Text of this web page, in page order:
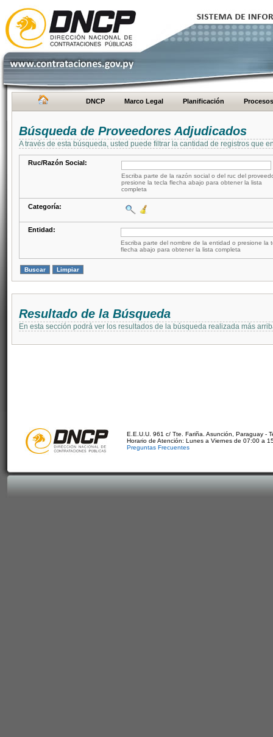
DNCP Marco Legal Planificación Procesos
Búsqueda de Proveedores Adjudicados
A través de esta búsqueda, usted puede filtrar la cantidad de registros que
Ruc/Razón Social:
Escriba parte de la razón social o del ruc del
presione la tecla flecha abajo para obtener la lista
completa
Categoría:
Entidad:
Escriba parte del nombre de la entidad o presione la
flecha abajo para obtener la lista completa
Resultado de la Búsqueda
En esta sección podrá ver los resultados de la búsqueda realizada más
E.E.U.U. 961 c/ Tte. Fariña. Asunción, Paraguay -
Horario de Atención: Lunes a Viernes de 07:00 a
Preguntas Frecuentes